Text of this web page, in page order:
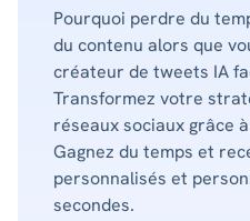
Pourquoi perdre du
du contenu alors que
créateur de tweets IA
Transformez votre
réseaux sociaux grâce
Gagnez du temps et
personnalisés et
secondes.